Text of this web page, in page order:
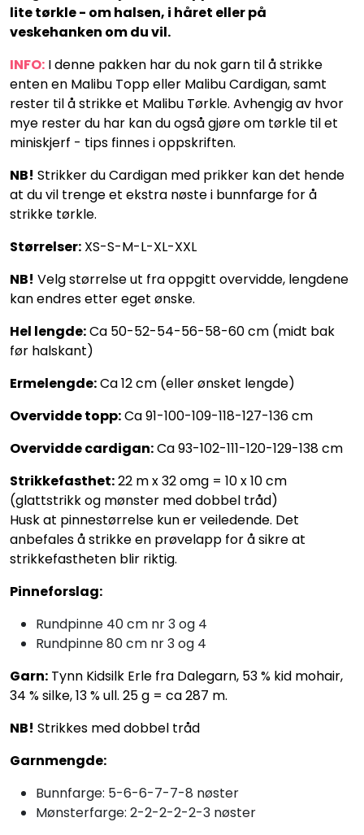
lite tørkle - om halsen, i håret eller på
veskehanken om du vil.
INFO: I denne pakken har du nok garn til å strikke
enten en Malibu Topp eller Malibu Cardigan, samt
rester til å strikke et Malibu Tørkle. Avhengig av hvor
mye rester du har kan du også gjøre om tørkle til et
miniskjerf - tips finnes i oppskriften.
NB! Strikker du Cardigan med prikker kan det hende
at du vil trenge et ekstra nøste i bunnfarge for å
strikke tørkle.
Størrelser: XS-S-M-L-XL-XXL
NB! Velg størrelse ut fra oppgitt overvidde, lengdene
kan endres etter eget ønske.
Hel lengde:Ca 50-52-54-56-58-60 cm (midt bak
før halskant)
Ermelengde:Ca 12 cm (eller ønsket lengde)
Overvidde topp:Ca 91-100-109-118-127-136 cm
Overvidde cardigan:Ca 93-102-111-120-129-138 cm
Strikkefasthet:22 m x 32 omg = 10 x 10 cm
(glattstrikk og mønster med dobbel tråd)
Husk at pinnestørrelse kun er veiledende. Det
anbefales å strikke en prøvelapp for å sikre at
strikkefastheten blir riktig.
Pinneforslag:
Rundpinne 40 cm nr 3 og 4
Rundpinne 80 cm nr 3 og 4
Garn: Tynn Kidsilk Erle fra Dalegarn, 53 % kid mohair,
34 % silke, 13 % ull. 25 g = ca 287 m.
NB! Strikkes med dobbel tråd
Garnmengde:
Bunnfarge: 5-6-6-7-7-8 nøster
Mønsterfarge: 2-2-2-2-2-3 nøster